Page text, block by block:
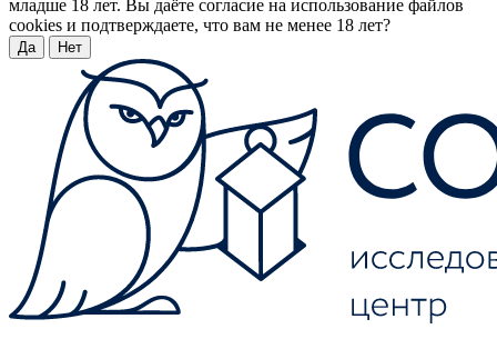
младше 18 лет. Вы даёте согласие на использование файлов
cookies и подтверждаете, что вам не менее 18 лет?
Да Нет